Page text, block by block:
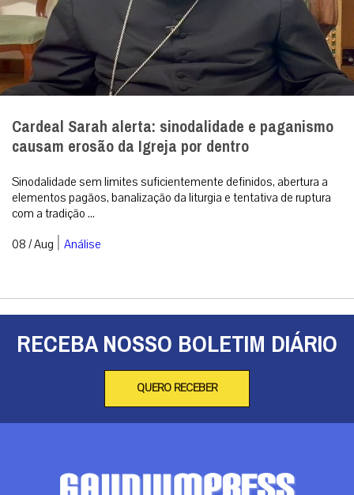
Cardeal Sarah alerta: sinodalidade e paganismo
causam erosão da Igreja por dentro
Sinodalidade sem limites suficientemente definidos, abertura a
elementos pagãos, banalização da liturgia e tentativa de ruptura
com a tradição ...
08 / Aug | Análise
RECEBA NOSSO BOLETIM DIÁRIO
QUERO RECEBER